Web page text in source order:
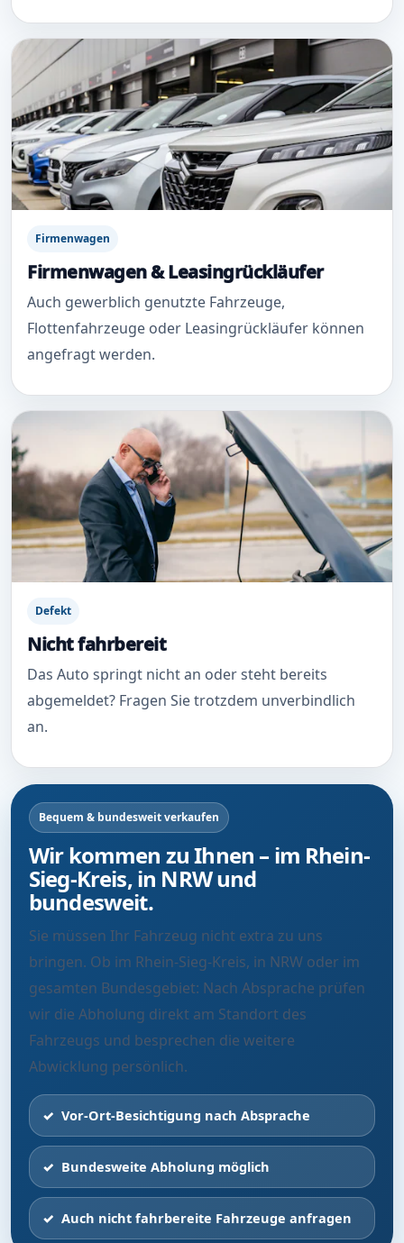
Firmenwagen
Firmenwagen & Leasingrückläufer
Auch gewerblich genutzte Fahrzeuge,
Flottenfahrzeuge oder Leasingrückläufer können
angefragt werden.
Defekt
Nicht fahrbereit
Das Auto springt nicht an oder steht bereits
abgemeldet? Fragen Sie trotzdem unverbindlich
an.
Bequem & bundesweit verkaufen
Wir kommen zu Ihnen – im Rhein-
Sieg-Kreis, in NRW und
bundesweit.
Sie müssen Ihr Fahrzeug nicht extra zu uns
bringen. Ob im Rhein-Sieg-Kreis, in NRW oder im
gesamten Bundesgebiet: Nach Absprache prüfen
wir die Abholung direkt am Standort des
Fahrzeugs und besprechen die weitere
Abwicklung persönlich.
Vor-Ort-Besichtigung nach Absprache
Bundesweite Abholung möglich
Auch nicht fahrbereite Fahrzeuge anfragen